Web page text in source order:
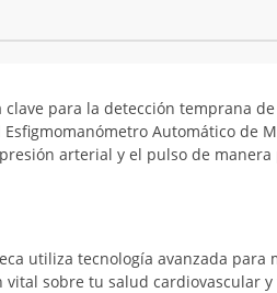
para la detección temprana de
Automático de
arterial y el pulso de manera
utiliza tecnología avanzada para
sobre tu salud cardiovascular y